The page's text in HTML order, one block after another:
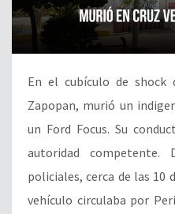
En el cubículo de shock
Zapopan, murió un
un Ford Focus. Su
autoridad competente.
policiales, cerca de las 10
vehículo circulaba por